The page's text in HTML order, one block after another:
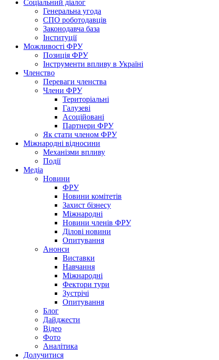
Соціальний діалог
Генеральна угода
СПО роботодавців
Законодавча база
Інституції
Можливості ФРУ
Позиція ФРУ
Інструменти впливу в Україні
Членство
Переваги членства
Члени ФРУ
Територіальні
Галузеві
Асоційовані
Партнери ФРУ
Як стати членом ФРУ
Міжнародні відносини
Механізми впливу
Події
Медіа
Новини
ФРУ
Новини комітетів
Захист бізнесу
Міжнародні
Новини членів ФРУ
Ділові новини
Опитування
Анонси
Виставки
Навчання
Міжнародні
Фектори тури
Зустрічі
Опитування
Блог
Дайджести
Відео
Фото
Аналітика
Долучитися